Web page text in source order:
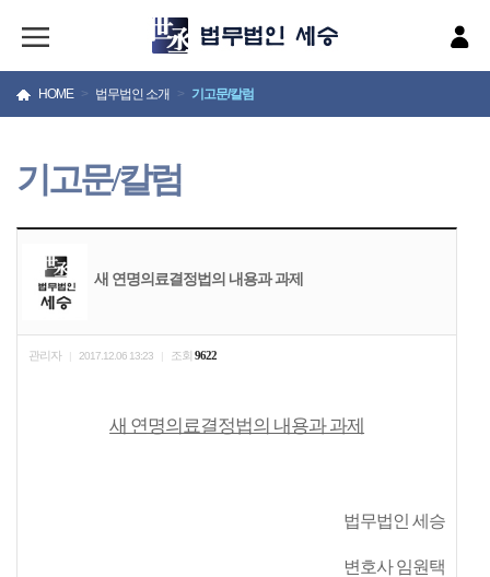
HOME > 법무법인 소개 > 기고문/칼럼
기고문/칼럼
새 연명의료결정법의 내용과 과제
관리자 2017.12.06 13:23 조회 9622
새 연명의료결정법의 내용과 과제
법무법인 세승
변호사 임원택